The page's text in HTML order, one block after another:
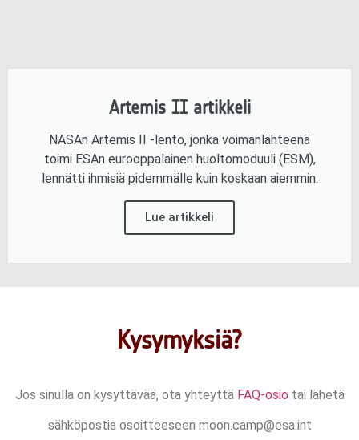
Artemis II artikkeli
NASAn Artemis II -lento, jonka voimanlähteenä
toimi ESAn eurooppalainen huoltomoduuli (ESM),
lennätti ihmisiä pidemmälle kuin koskaan aiemmin.
Lue artikkeli
Kysymyksiä?
Jos sinulla on kysyttävää, ota yhteyttä FAQ-osio tai lähetä
sähköpostia osoitteeseen moon.camp@esa.int